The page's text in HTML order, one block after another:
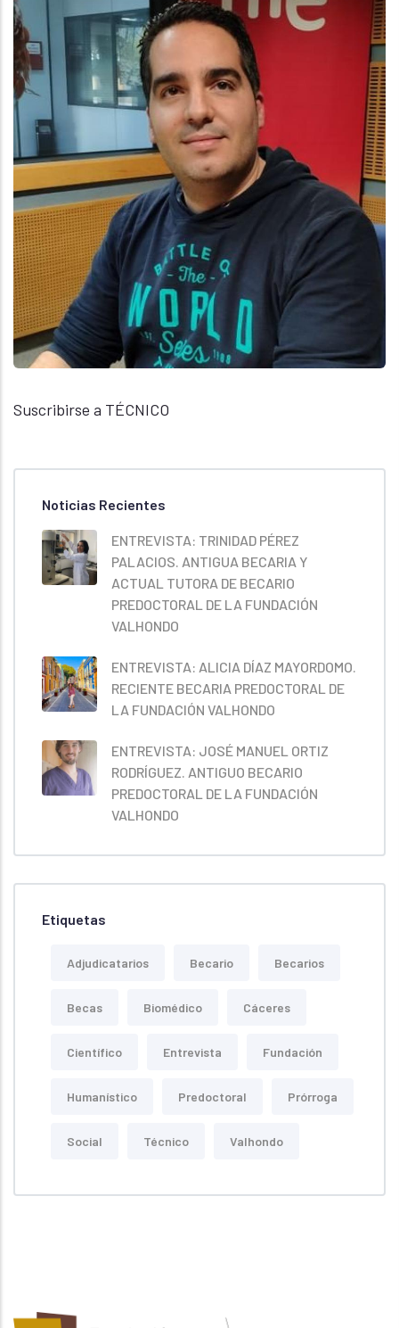
Suscribirse a TÉCNICO
Noticias Recientes
ENTREVISTA: TRINIDAD PÉREZ
PALACIOS. ANTIGUA BECARIA Y
ACTUAL TUTORA DE BECARIO
PREDOCTORAL DE LA FUNDACIÓN
VALHONDO
ENTREVISTA: ALICIA DÍAZ MAYORDOMO.
RECIENTE BECARIA PREDOCTORAL DE
LA FUNDACIÓN VALHONDO
ENTREVISTA: JOSÉ MANUEL ORTIZ
RODRÍGUEZ. ANTIGUO BECARIO
PREDOCTORAL DE LA FUNDACIÓN
VALHONDO
Etiquetas
Adjudicatarios Becario Becarios
Becas Biomédico Cáceres
Científico Entrevista Fundación
Humanístico Predoctoral Prórroga
Social Técnico Valhondo